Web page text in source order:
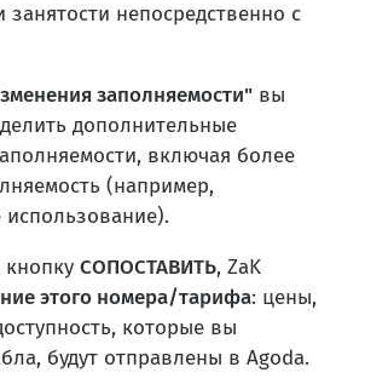
непосредственно с
заполняемости"вы
дополнительные
включая более
(например,
использование).
СОПОСТАВИТЬ, ZaK
этого номера/тарифа: цены,
которые вы
будут отправлены в Agoda.